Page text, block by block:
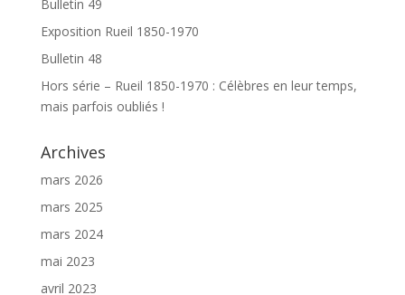
Bulletin 49
Exposition Rueil 1850-1970
Bulletin 48
Hors série – Rueil 1850-1970 : Célèbres en leur temps,
mais parfois oubliés !
Archives
mars 2026
mars 2025
mars 2024
mai 2023
avril 2023